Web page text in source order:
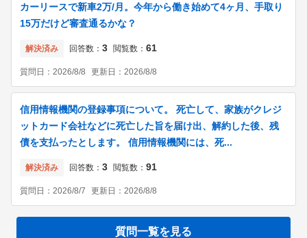
カーリースで新車2万/月。今年から働き始めて4ヶ月、手取り
15万だけど審査通るかな？
解決済み 回答数： 3 閲覧数： 61
質問日： 2026/8/8 更新日： 2026/8/8
信用情報機関の登録事項について。 死亡して、家族がクレジ
ットカード会社などに死亡した旨を届け出、解約した後、残
債を支払ったとします。 信用情報機関には、死...
解決済み 回答数： 3 閲覧数： 91
質問日： 2026/8/7 更新日： 2026/8/8
質問一覧を見る